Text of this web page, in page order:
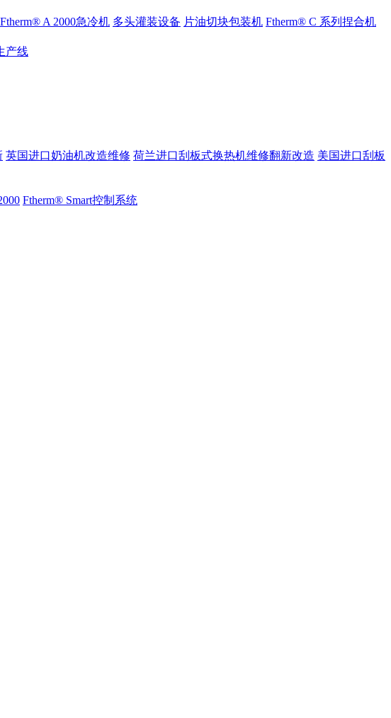
Ftherm® A 2000急冷机 多头灌装设备 片油切块包装机 Ftherm® C 系列捏合机
产线
英国进口奶油机改造维修 荷兰进口刮板式换热机维修翻新改造 美国进口刮板
Ftherm® Smart控制系统